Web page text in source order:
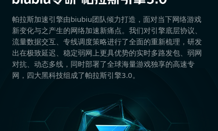
帕拉斯加速引擎由biubiu团队倾力打造，面对当下网络游戏
新变化与之产生的网络加速新痛点。我们对引擎底层协议、
流量数据交互、专线调度策略进行了全面的重新梳理，研发
出在极致延迟、稳定弱网上更具优势的实时多路发包、弱网
对抗、动态多线，同时部署了全球海量游戏独享的高速专
网，四大黑科技组成了帕拉斯引擎3.0。